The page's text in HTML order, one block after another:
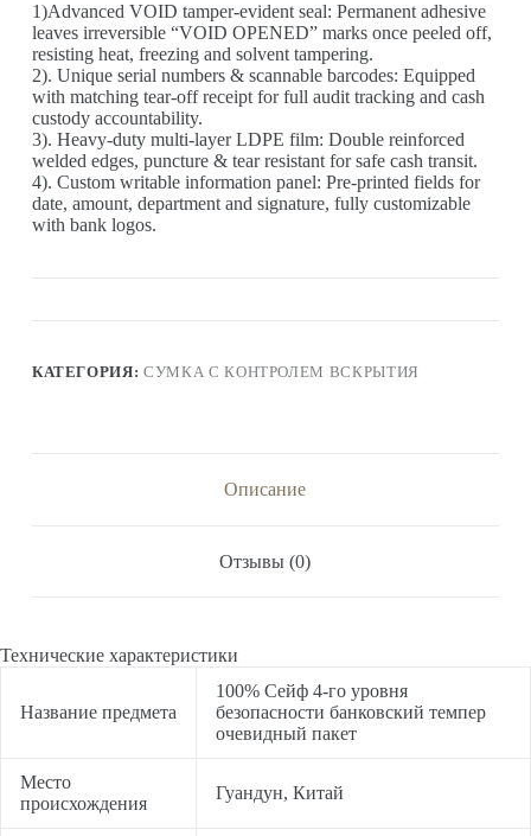
1)Advanced VOID tamper-evident seal: Permanent adhesive
leaves irreversible “VOID OPENED” marks once peeled off,
resisting heat, freezing and solvent tampering.
2). Unique serial numbers & scannable barcodes: Equipped
with matching tear-off receipt for full audit tracking and cash
custody accountability.
3). Heavy-duty multi-layer LDPE film: Double reinforced
welded edges, puncture & tear resistant for safe cash transit.
4). Custom writable information panel: Pre-printed fields for
date, amount, department and signature, fully customizable
with bank logos.
КАТЕГОРИЯ:СУМКА С КОНТРОЛЕМ ВСКРЫТИЯ
Описание
Отзывы (0)
Технические характеристики
Название предмета
100% Сейф 4-го уровня
безопасности банковский темпер
очевидный пакет
Место
происхождения
Гуандун, Китай